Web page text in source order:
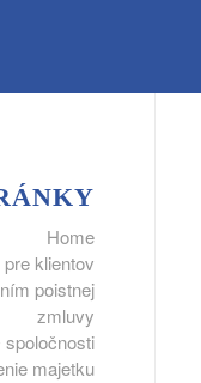
Home
klientov
poistnej
zmluvy
spoločnosti
majetku